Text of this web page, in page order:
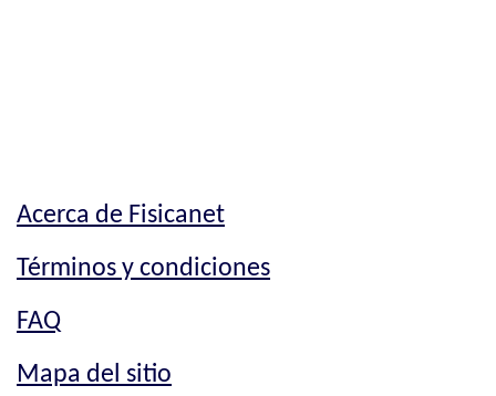
Acerca de Fisicanet
Términos y condiciones
FAQ
Mapa del sitio